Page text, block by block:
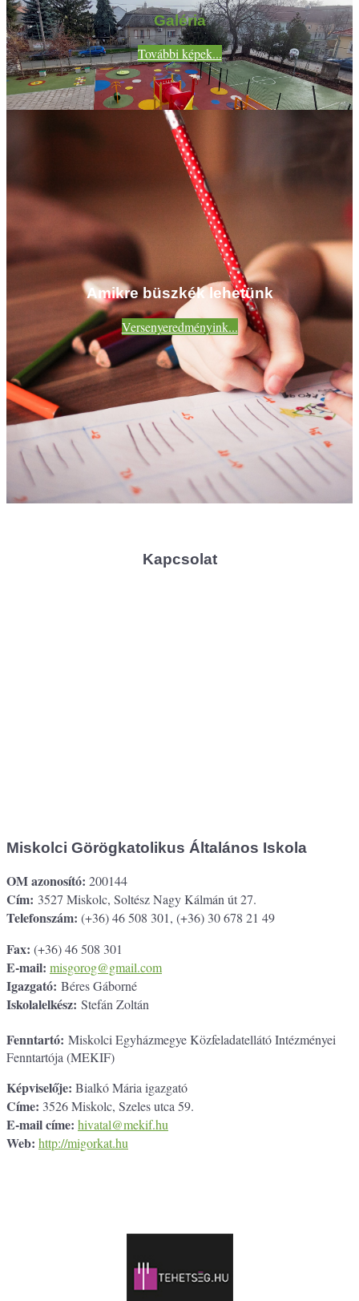
Galéria
További képek...
Amikre büszkék lehetünk
Versenyeredményink...
Kapcsolat
Miskolci Görögkatolikus Általános Iskola
OM azonosító: 200144
Cím: 3527 Miskolc, Soltész Nagy Kálmán út 27.
Telefonszám: (+36) 46 508 301, (+36) 30 678 21 49
Fax: (+36) 46 508 301
E-mail: misgorog@gmail.com
Igazgató: Béres Gáborné
Iskolalelkész: Stefán Zoltán
Fenntartó: Miskolci Egyházmegye Közfeladatellátó Intézményei
Fenntartója (MEKIF)
Képviselője: Bialkó Mária igazgató
Címe: 3526 Miskolc, Szeles utca 59.
E-mail címe: hivatal@mekif.hu
Web: http://migorkat.hu